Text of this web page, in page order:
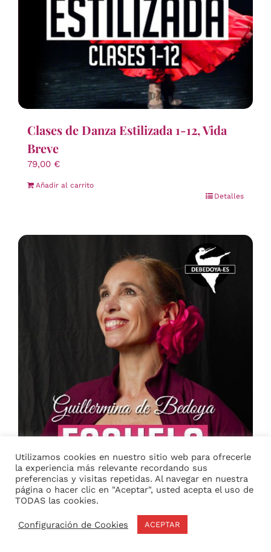
Clases de Danza Estilizada 1-12, Vida
Breve
79,00 €
Añadir al carrito
Detalles
Utilizamos cookies en nuestro sitio web para ofrecerle
la experiencia más relevante recordando sus
preferencias y visitas repetidas. Al navegar en nuestra
página o hacer clic en "Aceptar", usted acepta el uso de
TODAS las cookies.
Configuración de Cookies ACEPTAR